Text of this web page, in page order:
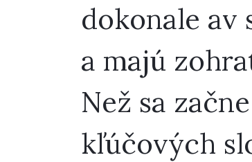
dokonale av
a majú
Než sa
kľúčových